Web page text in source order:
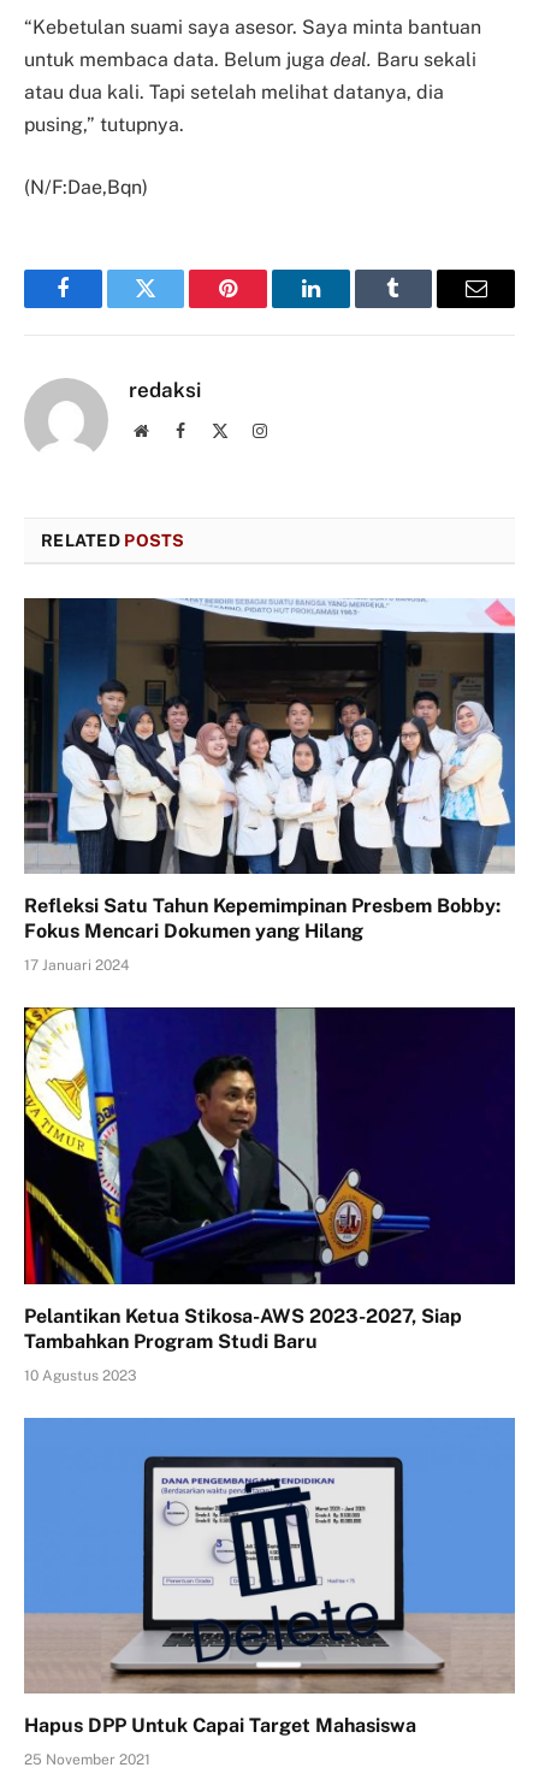
“Kebetulan suami saya asesor. Saya minta bantuan
untuk membaca data. Belum juga deal. Baru sekali
atau dua kali. Tapi setelah melihat datanya, dia
pusing,” tutupnya.
(N/F:Dae,Bqn)
FacebookTwitter Pinterest LinkedInTumblr Email
redaksi
WebsiteFacebook Instagram
RELATED POSTS
Refleksi Satu Tahun Kepemimpinan Presbem Bobby:
Fokus Mencari Dokumen yang Hilang
17 Januari 2024
Pelantikan Ketua Stikosa-AWS 2023-2027, Siap
Tambahkan Program Studi Baru
10 Agustus 2023
Hapus DPP Untuk Capai Target Mahasiswa
25 November 2021